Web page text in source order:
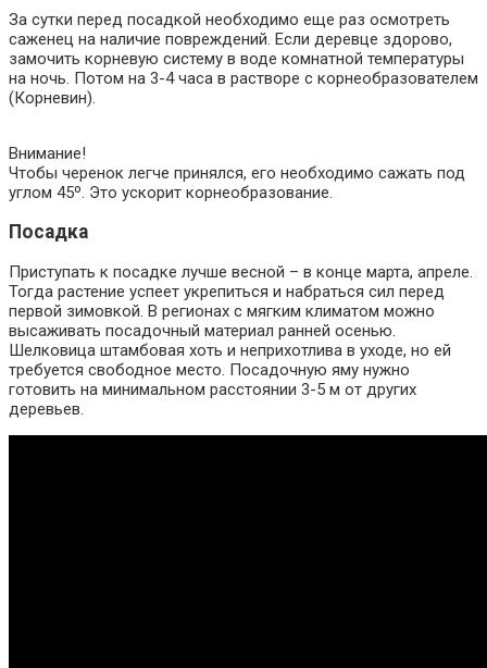
За сутки перед посадкой необходимо еще раз осмотреть
саженец на наличие повреждений. Если деревце здорово,
замочить корневую систему в воде комнатной температуры
на ночь. Потом на 3-4 часа в растворе с корнеобразователем
(Корневин).
Внимание!
Чтобы черенок легче принялся, его необходимо сажать под
углом 45º. Это ускорит корнеобразование.
Посадка
Приступать к посадке лучше весной – в конце марта, апреле.
Тогда растение успеет укрепиться и набраться сил перед
первой зимовкой. В регионах с мягким климатом можно
высаживать посадочный материал ранней осенью.
Шелковица штамбовая хоть и неприхотлива в уходе, но ей
требуется свободное место. Посадочную яму нужно
готовить на минимальном расстоянии 3-5 м от других
деревьев.